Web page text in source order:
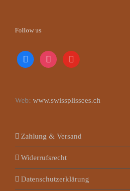
Follow us
facebookinstagramyoutube
Web: www.swissplissees.ch
Zahlung & Versand
Widerrufsrecht
Datenschutzerklärung